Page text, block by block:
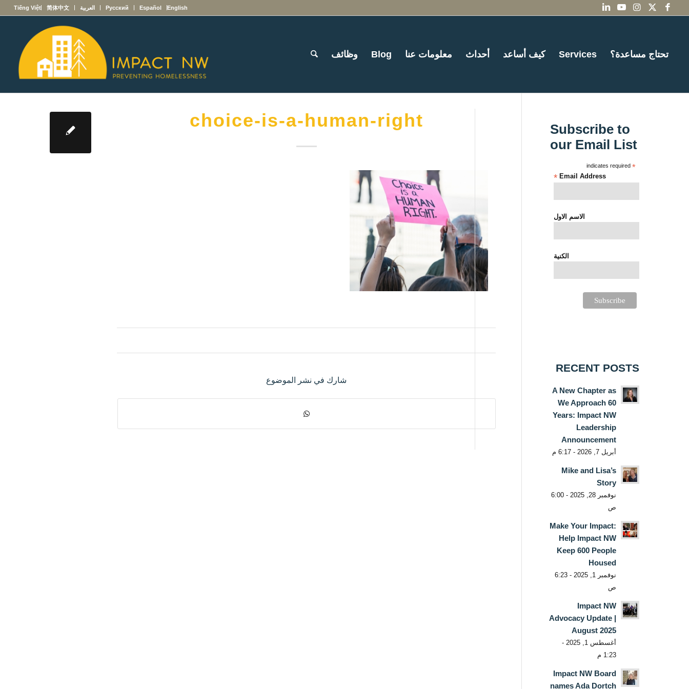
English
Español
Русский العربية 简体中文
Tiếng Việt
تحتاج مساعدة؟ Services كيف أساعد أحداث معلومات عنا Blog وظائف
choice-is-a-human-right
شارك في نشر الموضوع
Subscribe to
our Email List
*
indicates required
Email Address
*
الاسم الاول
الكنية
RECENT POSTS
A New Chapter as
We Approach 60
Years: Impact NW
Leadership
Announcement
أبريل 7, 2026 - 6:17 م
Mike and Lisa’s
Story
نوفمبر 28, 2025 - 6:00
ص
Make Your Impact:
Help Impact NW
Keep 600 People
Housed
نوفمبر 1, 2025 - 6:23
ص
Impact NW
Advocacy Update |
August 2025
أغسطس 1, 2025 -
1:23 م
Impact NW Board
names Ada Dortch